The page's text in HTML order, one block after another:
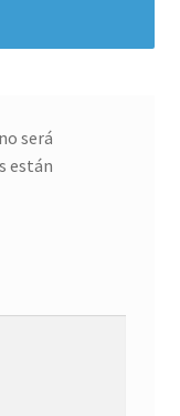
será
están